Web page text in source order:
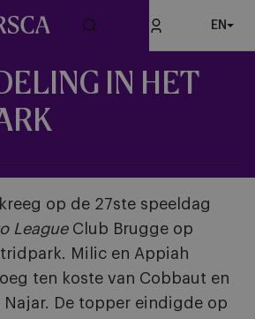
EN
IN HET
op de 27ste speeldag
League Club Brugge op
Milic en Appiah
ten koste van Cobbaut en
Najar. De topper eindigde op